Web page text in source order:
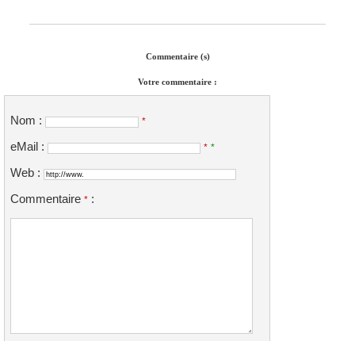
Commentaire (s)
Votre commentaire :
Nom : *
eMail : * *
Web :
Commentaire * :